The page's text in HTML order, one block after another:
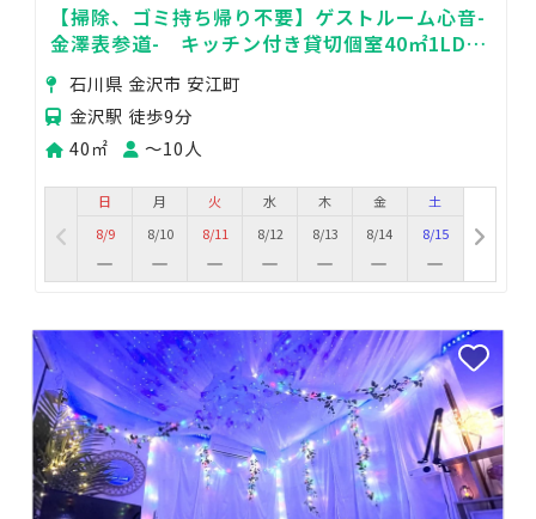
【掃除、ゴミ持ち帰り不要】ゲストルーム心音-
金澤表参道- キッチン付き貸切個室40㎡1LDK
シアタールーム
石川県 金沢市 安江町
金沢駅 徒歩9分
40㎡
〜10人
日
8/9
月
8/10
火
8/11
水
8/12
木
8/13
金
8/14
土
8/15